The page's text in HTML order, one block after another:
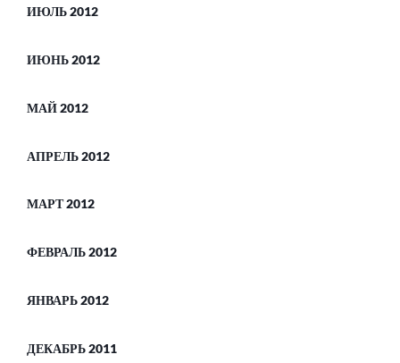
ИЮЛЬ 2012
ИЮНЬ 2012
МАЙ 2012
АПРЕЛЬ 2012
МАРТ 2012
ФЕВРАЛЬ 2012
ЯНВАРЬ 2012
ДЕКАБРЬ 2011